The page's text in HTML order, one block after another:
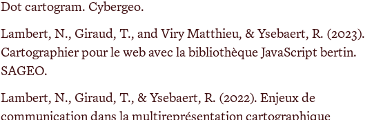
Dot cartogram. Cybergeo.
Lambert, N., Giraud, T., and Viry Matthieu, & Ysebaert, R. (2023).
Cartographier pour le web avec la bibliothèque JavaScript bertin.
SAGEO.
Lambert, N., Giraud, T., & Ysebaert, R. (2022). Enjeux de
communication dans la multireprésentation cartographique